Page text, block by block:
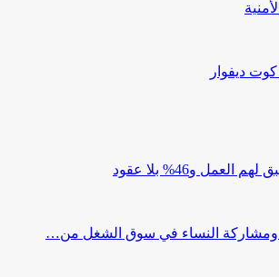
ديفوار
و46% بلا عقود